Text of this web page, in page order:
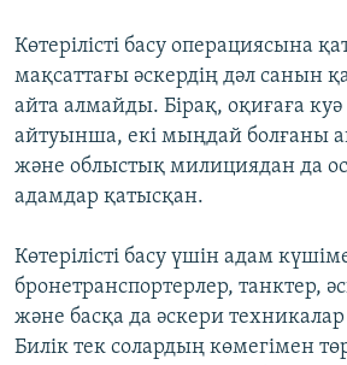
Көтерілісті басу операциясына
мақсаттағы әскердің дәл санын
айта алмайды. Бірақ, оқиғаға
айтуынша, екі мыңдай болғаны
және облыстық милициядан да
адамдар қатысқан.
Көтерілісті басу үшін адам
бронетранспортерлер, танктер,
және басқа да әскери
Билік тек солардың көмегімен